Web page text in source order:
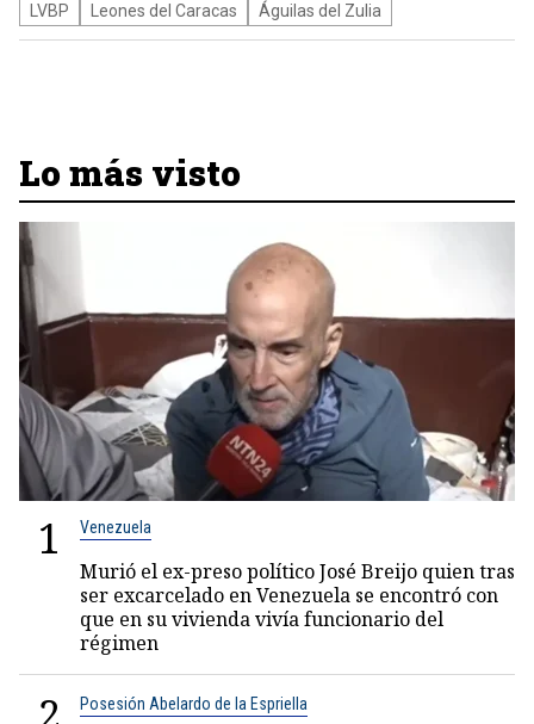
LVBP Leones del Caracas Águilas del Zulia
Lo más visto
1 Venezuela
Murió el ex-preso político José Breijo quien tras
ser excarcelado en Venezuela se encontró con
que en su vivienda vivía funcionario del
régimen
Posesión Abelardo de la Espriella